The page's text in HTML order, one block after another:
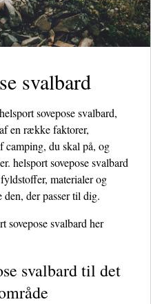
svalbard
sovepose svalbard,
en række faktorer,
​​camping, du skal på, og
helsport sovepose svalbard
materialer og
der passer til dig.
sovepose svalbard her
svalbard til det